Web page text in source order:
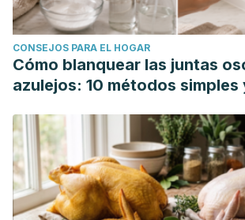
CONSEJOS PARA EL HOGAR
Cómo blanquear las juntas
azulejos: 10 métodos